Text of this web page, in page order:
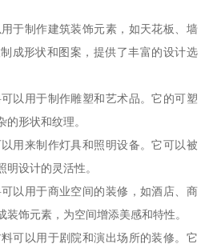
于制作建筑装饰元素，如天花板、墙
成形状和图案，提供了丰富的设计选
以用于制作雕塑和艺术品。它的可塑
形状和纹理。
用来制作灯具和照明设备。它可以被
设计的灵活性。
以用于商业空间的装修，如酒店、商
饰元素，为空间增添美感和特性。
可以用于剧院和演出场所的装修。它